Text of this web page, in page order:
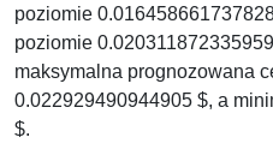
poziomie
poziomie
maksymalna prognozowana
0.022929490944905 $, a
$.